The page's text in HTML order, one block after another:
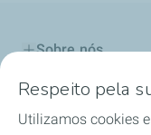
Sobre nós
Os Nossos
Respeito pela
Utilizamos cookies